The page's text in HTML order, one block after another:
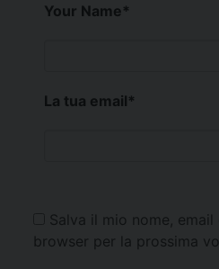
Your Name*
La tua email*
Salva il mio nome,
browser per la prossima